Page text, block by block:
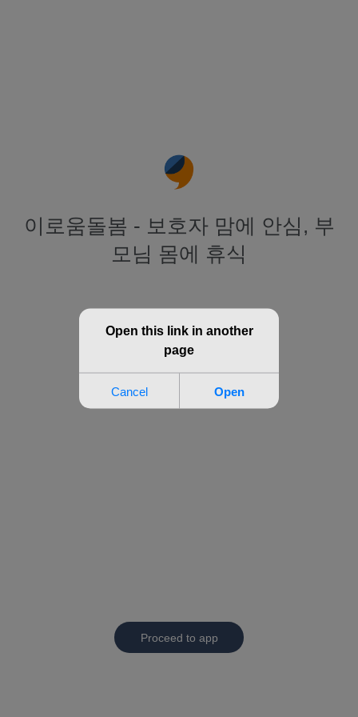
이로움돌봄 - 보호자 맘에 안심, 부
모님 몸에 휴식
Proceed to app